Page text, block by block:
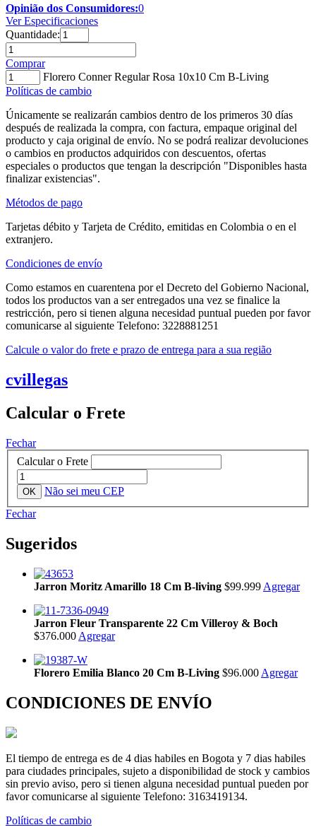
Opinião dos Consumidores:0
Ver Especificaciones
Quantidade:
Comprar
Florero Conner Regular Rosa 10x10 Cm B-Living
Políticas de cambio
Únicamente se realizarán cambios dentro de los primeros 30 días
después de realizada la compra, con factura, empaque original del
producto y caja original de envío. No se podrá realizar devoluciones
o cambios en productos adquiridos con descuentos, ofertas
especiales o productos que tengan la descripción "Disponibles hasta
finalizar existencias".
Métodos de pago
Tarjetas débito y Tarjeta de Crédito, emitidas en Colombia o en el
extranjero.
Condiciones de envío
Como estamos en cuarentena por el Decreto del Gobierno Nacional,
todos los productos van a ser entregados una vez se finalice la
restricción, pero si tienen alguna necesidad puntual pueden por favor
comunicarse al siguiente Telefono: 3228881251
Calcule o valor do frete e prazo de entrega para a sua região
cvillegas
Calcular o Frete
Fechar
Calcular o Frete
Não sei meu CEP
Fechar
Sugeridos
Jarron Moritz Amarillo 18 Cm B-living $99.999 Agregar
Jarron Fleur Transparente 22 Cm Villeroy & Boch
$376.000 Agregar
Florero Emilia Blanco 20 Cm B-Living $96.000 Agregar
CONDICIONES DE ENVÍO
El tiempo de entrega es de 4 dias habiles en Bogota y 7 dias habiles
para ciudades principales, sujeto a disponibilidad de stock y cambios
sin previo aviso, pero si tienen alguna necesidad puntual pueden por
favor comunicarse al siguiente Telefono: 3163419134.
Políticas de cambio